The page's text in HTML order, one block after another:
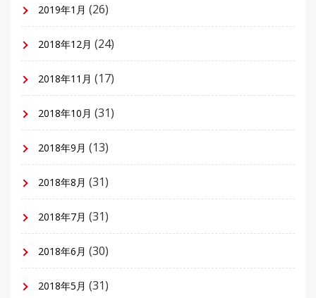
2019年1月 (26)
2018年12月 (24)
2018年11月 (17)
2018年10月 (31)
2018年9月 (13)
2018年8月 (31)
2018年7月 (31)
2018年6月 (30)
2018年5月 (31)